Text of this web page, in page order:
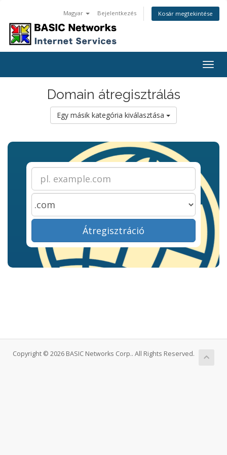
Magyar Bejelentkezés Kosár megtekintése
Domain átregisztrálás
Egy másik kategória kiválasztása
Átregisztráció
Copyright © 2026 BASIC Networks Corp.. All Rights Reserved.